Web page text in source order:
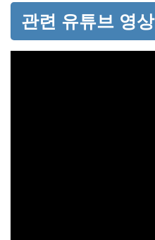
관련 유튜브 영상